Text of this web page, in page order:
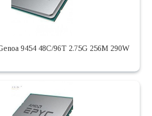
9454 48C/96T 2.75G 256M 290W